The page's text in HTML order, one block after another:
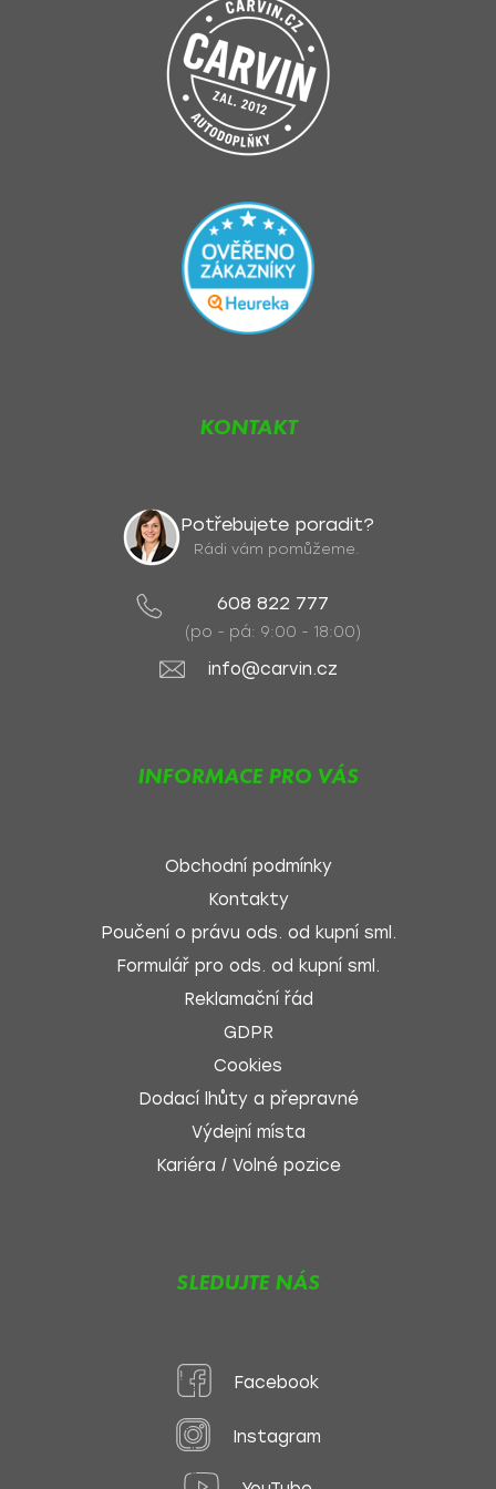
KONTAKT
Potřebujete poradit?
Rádi vám pomůžeme.
608 822 777
(po - pá: 9:00 - 18:00)
info@carvin.cz
INFORMACE PRO VÁS
Obchodní podmínky
Kontakty
Poučení o právu ods. od kupní sml.
Formulář pro ods. od kupní sml.
Reklamační řád
GDPR
Cookies
Dodací lhůty a přepravné
Výdejní místa
Kariéra / Volné pozice
SLEDUJTE NÁS
Facebook
Instagram